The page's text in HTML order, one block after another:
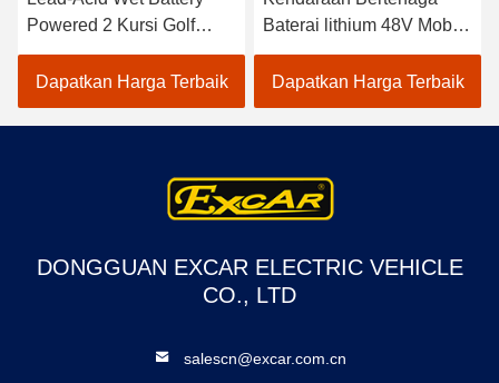
Powered 2 Kursi Golf
Carts / Electric Buggy Car
Golf
Dapatkan Harga Terbaik
Baterai lithium 48V Mobil
Golf Listrik EXCAR
A1S6+2 Putih
Dapatkan Harga Terbaik
DONGGUAN EXCAR ELECTRIC VEHICLE
CO., LTD
salescn@excar.com.cn